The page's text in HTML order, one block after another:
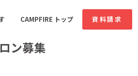
CAMPFIRE トップ 資料請求
ン募集